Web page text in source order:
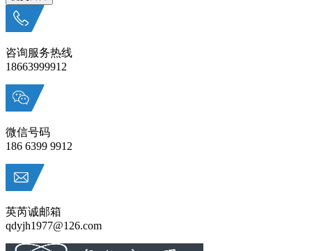
咨询服务热线
18663999912
微信号码
186 6399 9912
英芮诚邮箱
qdyjh1977@126.com